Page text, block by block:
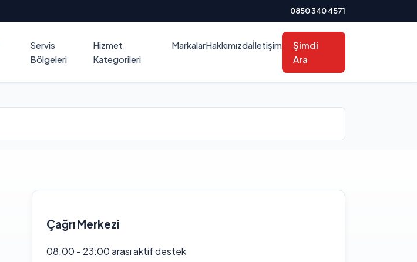
0850 340 4571
Servis
Bölgeleri
Hizmet
Kategorileri
MarkalarHakkımızdaİletişim
Şimdi
Ara
Çağrı Merkezi
08:00 - 23:00 arası aktif destek